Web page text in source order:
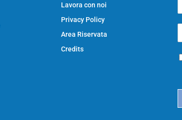
Lavora con noi
Privacy Policy
Area Riservata
Credits
o
e
P
c